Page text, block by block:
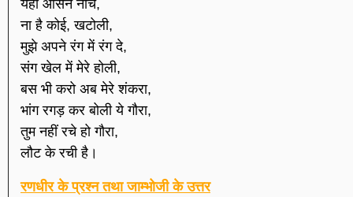
यहाँ आसन नीचे,
ना है कोई, खटोली,
मुझे अपने रंग में रंग दे,
संग खेल में मेरे होली,
बस भी करो अब मेरे शंकरा,
भांग रगड़ कर बोली ये गौरा,
तुम नहीं रचे हो गौरा,
लौट के रची है।
रणधीर के प्रश्न तथा जाम्भोजी के उत्तर